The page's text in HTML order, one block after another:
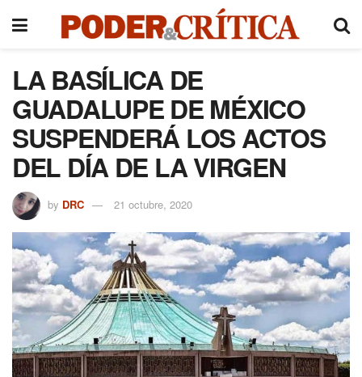
LA BASÍLICA DE
GUADALUPE DE MÉXICO
SUSPENDERÁ LOS ACTOS
DEL DÍA DE LA VIRGEN
by DRC 21 octubre, 2020